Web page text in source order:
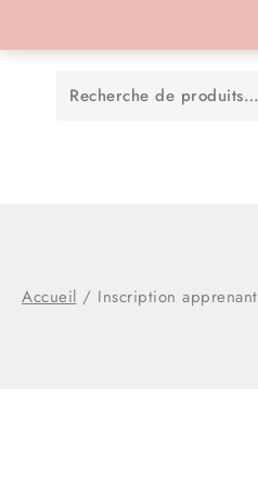
Accueil / Inscription apprenant